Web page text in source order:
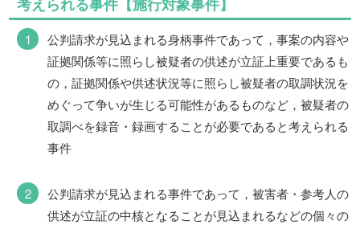
考えられる事件【施行対象事件】
公判請求が見込まれる身柄事件であって，事案の内容や
証拠関係等に照らし被疑者の供述が立証上重要であるも
の，証拠関係や供述状況等に照らし被疑者の取調状況を
めぐって争いが生じる可能性があるものなど，被疑者の
取調べを録音・録画することが必要であると考えられる
事件
公判請求が見込まれる事件であって，被害者・参考人の
供述が立証の中核となることが見込まれるなどの個々の